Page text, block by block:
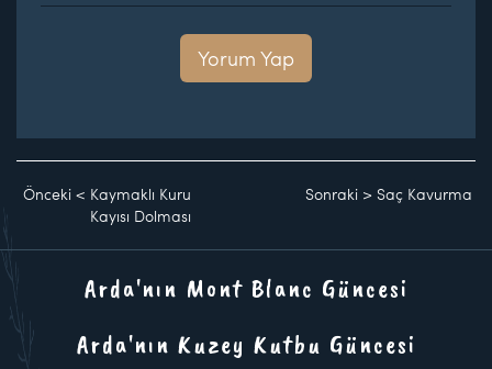
Yorum Yap
Önceki < Kaymaklı Kuru
Kayısı Dolması
Sonraki >Saç Kavurma
Arda'nın Mont Blanc Güncesi
Arda'nın Kuzey Kutbu Güncesi